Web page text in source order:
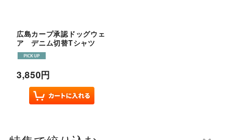
広島カープ承認ドッグウェ
ア デニム切替Tシャツ
3,850円